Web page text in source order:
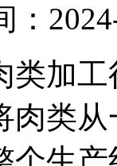
：
类加
肉类